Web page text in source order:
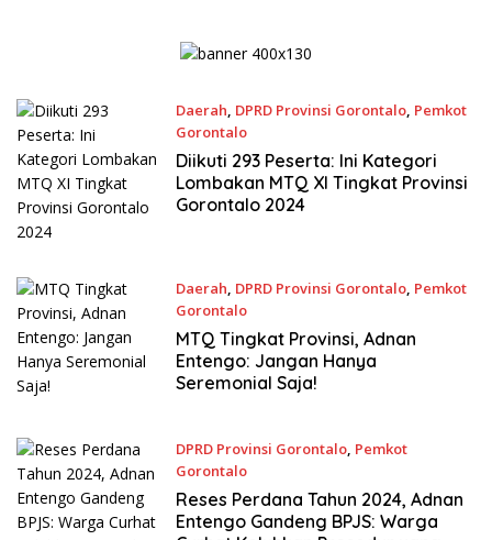
Daerah, DPRD Provinsi Gorontalo, Pemkot
Gorontalo
6 Mei 2024
Diikuti 293 Peserta: Ini Kategori
Lombakan MTQ XI Tingkat Provinsi
Gorontalo 2024
Daerah, DPRD Provinsi Gorontalo, Pemkot
Gorontalo
6 Mei 2024
MTQ Tingkat Provinsi, Adnan
Entengo: Jangan Hanya
Seremonial Saja!
DPRD Provinsi Gorontalo, Pemkot
Gorontalo
23 Januari 2024
Reses Perdana Tahun 2024, Adnan
Entengo Gandeng BPJS: Warga